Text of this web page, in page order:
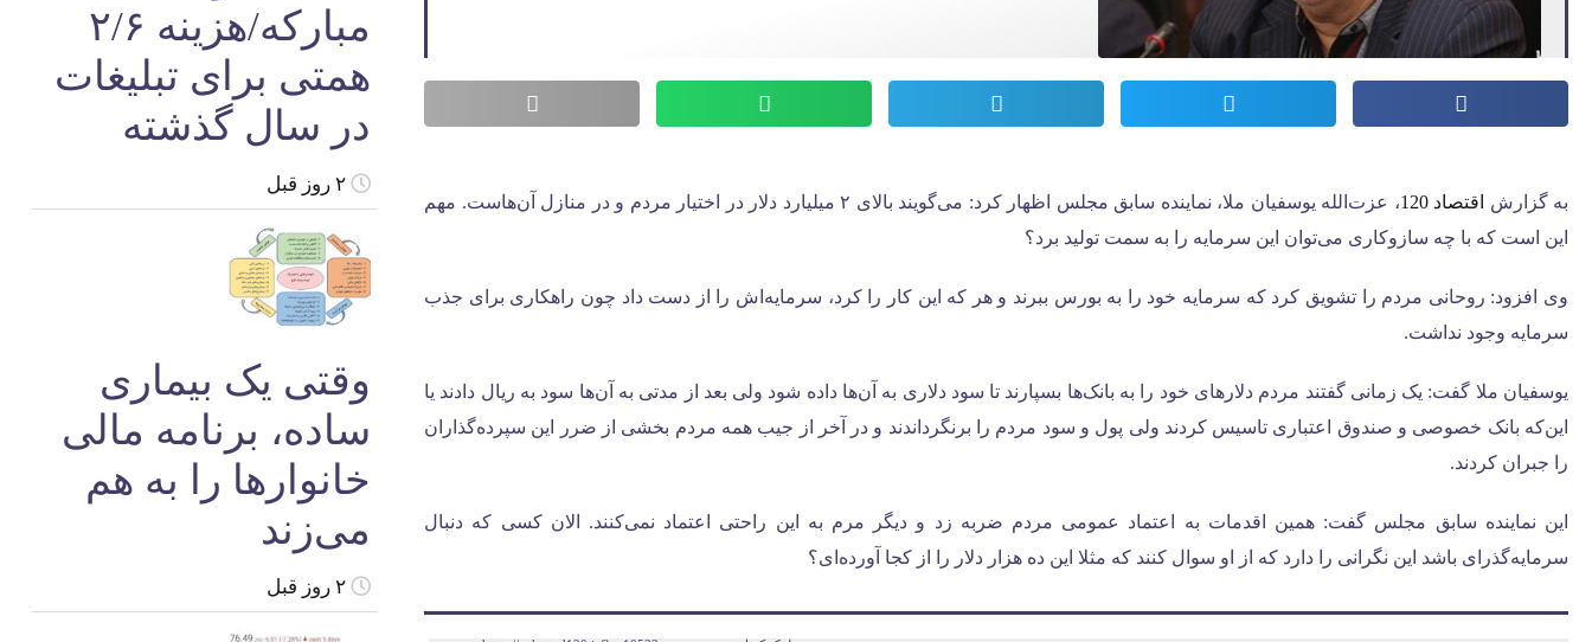
به گزارش اقتصاد 120
، عزت‌الله یوسفیان ملا، نماینده سابق مجلس اظهار کرد: می‌گویند بالای ۲ میلیارد دلار در اختیار مردم و در منازل آن‌هاست. مهم
این است که با چه سازوکاری می‌توان این سرمایه را به سمت تولید برد؟
وی افزود: روحانی مردم را تشویق کرد که سرمایه خود را به بورس ببرند و هر که این کار را کرد، سرمایه‌اش را از دست داد چون راهکاری برای جذب
سرمایه وجود نداشت.
یوسفیان ملا گفت: یک زمانی گفتند مردم دلارهای خود را به بانک‌ها بسپارند تا سود دلاری به آن‌ها داده شود ولی بعد از مدتی به آن‌ها سود به ریال دادند یا
این‌که بانک خصوصی و صندوق اعتباری تاسیس کردند ولی پول و سود مردم را برنگرداندند و در آخر از جیب همه مردم بخشی از ضرر این سپرده‌گذاران
را جبران کردند.
این نماینده سابق مجلس گفت: همین اقدمات به اعتماد عمومی مردم ضربه زد و دیگر مرم به این راحتی اعتماد نمی‌کنند. الان کسی که دنبال
سرمایه‌گذرای باشد این نگرانی را دارد که از او سوال کنند که مثلا این ده هزار دلار را از کجا آورده‌ای؟
مبارکه/هزینه ۲/۶
همتی برای تبلیغات
در سال گذشته
۲ روز قبل
وقتی یک بیماری
ساده، برنامه مالی
خانوارها را به هم
می‌زند
۲ روز قبل